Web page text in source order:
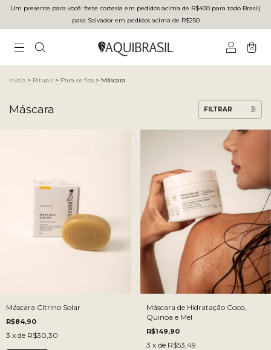
Um presente para você: frete cortesia em pedidos acima de R$400 para todo Brasilㅤ|ㅤ
para Salvador em pedidos acima de R$250
0
Início > Rituais > Para os fios > Máscara
Máscara FILTRAR
Máscara Citrino Solar
R$84,90
3 x de R$30,30
Máscara de Hidratação Coco,
Quinoa e Mel
R$149,90
3 x de R$53,49